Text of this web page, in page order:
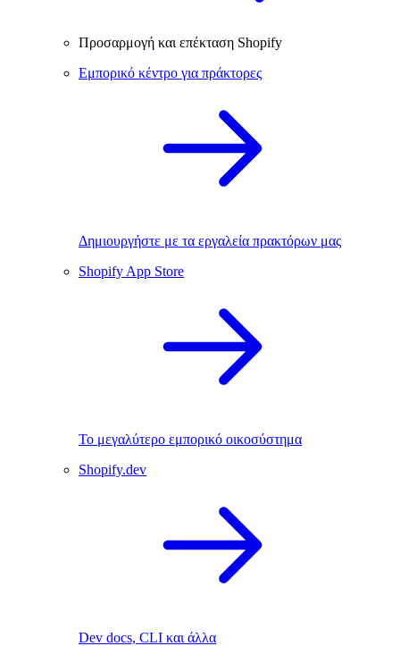
Προσαρμογή και επέκταση Shopify
Εμπορικό κέντρο για πράκτορες
Δημιουργήστε με τα εργαλεία πρακτόρων μας
Shopify App Store
Το μεγαλύτερο εμπορικό οικοσύστημα
Shopify.dev
Dev docs, CLI και άλλα